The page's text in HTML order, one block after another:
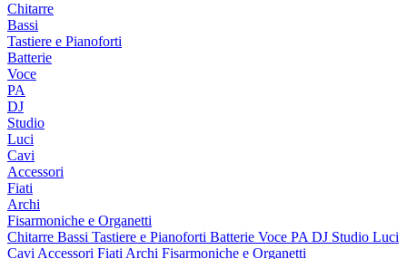
Chitarre
Bassi
Tastiere e Pianoforti
Batterie
Voce
PA
DJ
Studio
Luci
Cavi
Accessori
Fiati
Archi
Fisarmoniche e Organetti
Chitarre Bassi Tastiere e Pianoforti Batterie Voce PA DJ Studio Luci
Cavi Accessori Fiati Archi Fisarmoniche e Organetti